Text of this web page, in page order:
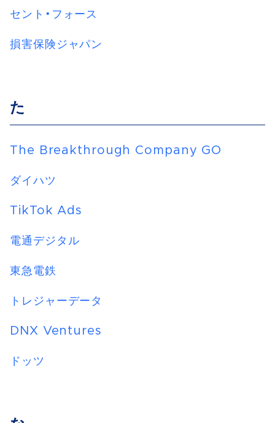
セント・フォース
損害保険ジャパン
た
The Breakthrough Company GO
ダイハツ
TikTok Ads
電通デジタル
東急電鉄
トレジャーデータ
DNX Ventures
ドッツ